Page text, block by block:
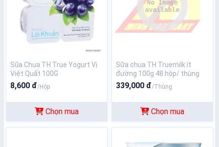
Sũa Chua TH True Yogurt Vị
Việt Quất 100G
8,600 đ/Hộp
Chọn mua
Sữa chua TH Truemilk ít
đường 100g 48 hộp/ thùng
339,000 đ/Thùng
Chọn mua